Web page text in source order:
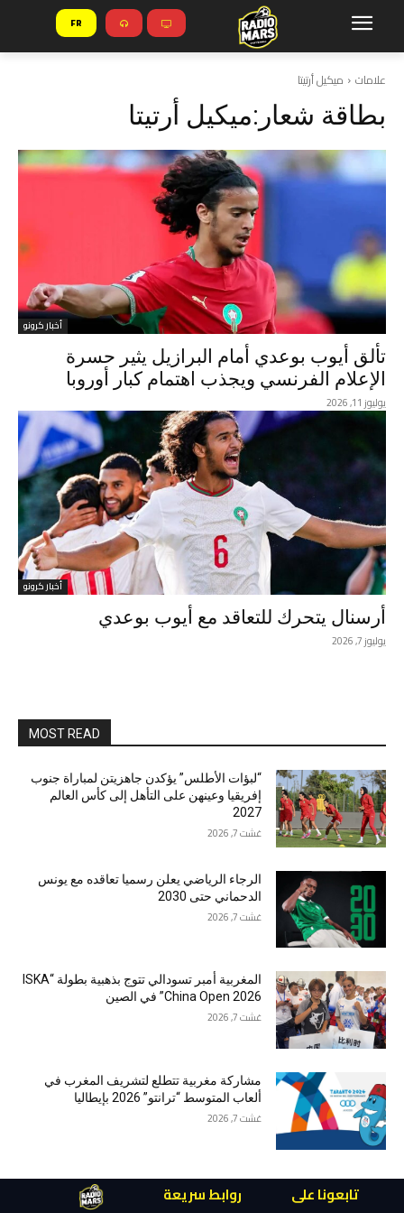
FR
علامات ميكيل أرتيتا
بطاقة شعار:ميكيل أرتيتا
أخبار كرونو
تألق أيوب بوعدي أمام البرازيل يثير حسرة
الإعلام الفرنسي ويجذب اهتمام كبار أوروبا
يوليوز 11, 2026
أخبار كرونو
أرسنال يتحرك للتعاقد مع أيوب بوعدي
يوليوز 7, 2026
MOST READ
“لبؤات الأطلس” يؤكدن جاهزيتن لمباراة جنوب
إفريقيا وعينهن على التأهل إلى كأس العالم
2027
غشت 7, 2026
الرجاء الرياضي يعلن رسميا تعاقده مع يونس
الدحماني حتى 2030
غشت 7, 2026
المغربية أمبر تسودالي تتوج بذهبية بطولة “ISKA
China Open 2026” في الصين
غشت 7, 2026
مشاركة مغربية تتطلع لتشريف المغرب في
ألعاب المتوسط “ترانتو” 2026 بإيطاليا
غشت 7, 2026
تابعونا على روابط سريعة